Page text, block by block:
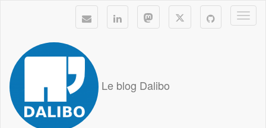
Le blog Dalibo